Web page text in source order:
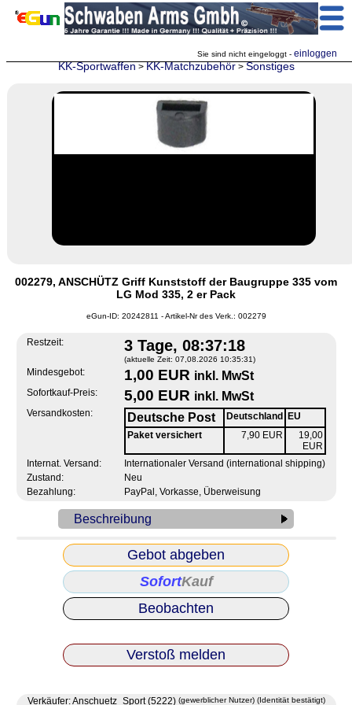
Sie sind nicht eingeloggt - einloggen
KK-Sportwaffen >KK-Matchzubehör>Sonstiges
002279, ANSCHÜTZ Griff Kunststoff der Baugruppe 335 vom
LG Mod 335, 2 er Pack
eGun-ID: 20242811 - Artikel-Nr des Verk.: 002279
Restzeit: 3 Tage, 08:37:18
(aktuelle Zeit: 07,08.2026 10:35:31)
Mindesgebot: 1,00 EUR inkl. MwSt
Sofortkauf-Preis: 5,00 EUR inkl. MwSt
Versandkosten: Deutsche Post Deutschland
EU
Paket versichert
7,90 EUR
19,00
EUR
Internat. Versand:
Internationaler Versand (international shipping)
Zustand:
Neu
Bezahlung:
PayPal, Vorkasse, Überweisung
Beschreibung
Gebot abgeben
SofortKauf
Beobachten
Verstoß melden
Verkäufer: Anschuetz_Sport (5222) (gewerblicher Nutzer) (Identität bestätigt)